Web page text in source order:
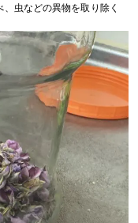
虫などの異物を取り除く